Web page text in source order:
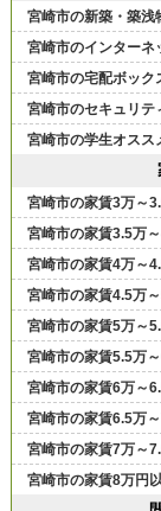
宮崎市の新築・築浅
宮崎市のインターネ
宮崎市の宅配ボック
宮崎市のセキュリテ
宮崎市の学生オスス
宮崎市の家賃3万～
宮崎市の家賃3.5万
宮崎市の家賃4万～
宮崎市の家賃4.5万
宮崎市の家賃5万～
宮崎市の家賃5.5万
宮崎市の家賃6万～
宮崎市の家賃6.5万
宮崎市の家賃7万～
宮崎市の家賃8万円